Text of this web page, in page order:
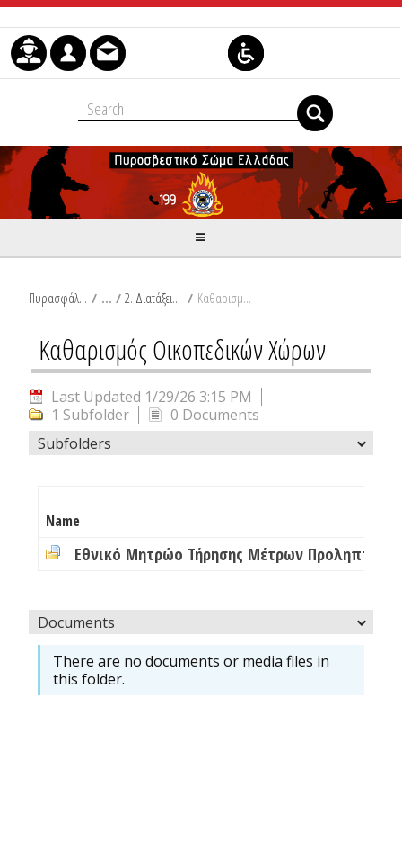
Skip to Content
Πυρασφάλεια / 2. Διατάξεις πρόληψης δασικών και συναφών εκτάσεων / Καθαρισμός Οικοπεδικών Χώρων
Καθαρισμός Οικοπεδικών Χώρων
Last Updated 1/29/26 3:15 PM
1 Subfolder
0 Documents
Subfolders
Name
Documents
There are no documents or media files in
this folder.